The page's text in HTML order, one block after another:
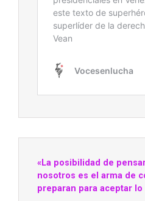
«La posibilidad de
nosotros es el arma de
preparan para aceptar lo